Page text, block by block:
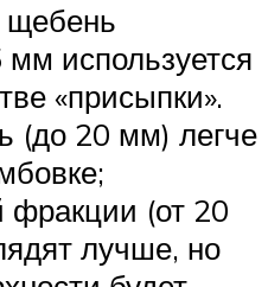
используется
«присыпки».
(до 20 мм) легче
фракции (от 20
лучше, но